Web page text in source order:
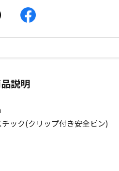
説明
ック(クリップ付き安全ピン)